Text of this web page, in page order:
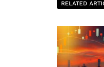
RELATED